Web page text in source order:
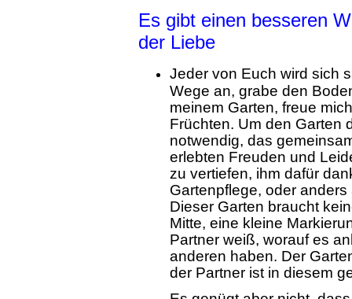
Es gibt einen besseren
der Liebe
Jeder von Euch wird sich
Wege an, grabe den
meinem Garten, freue
Früchten. Um den Garten
notwendig, das
erlebten Freuden und
zu vertiefen, ihm dafür
Gartenpflege, oder
Dieser Garten braucht
Mitte, eine kleine
Partner weiß, worauf es
anderen haben. Der
der Partner ist in diesem